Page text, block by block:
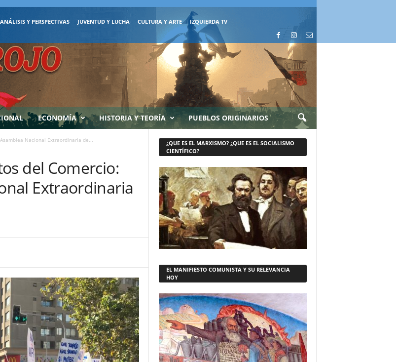
ANÁLISIS Y PERSPECTIVAS JUVENTUD Y LUCHA CULTURA Y ARTE IZQUIERDA TV
ECONOMÍA HISTORIA Y TEORÍA PUEBLOS ORIGINARIOS
Nacional Extraordinaria de...
del Comercio:
Extraordinaria
¿QUE ES EL MARXISMO? ¿QUE ES EL SOCIALISMO
CIENTÍFICO?
EL MANIFIESTO COMUNISTA Y SU RELEVANCIA
HOY